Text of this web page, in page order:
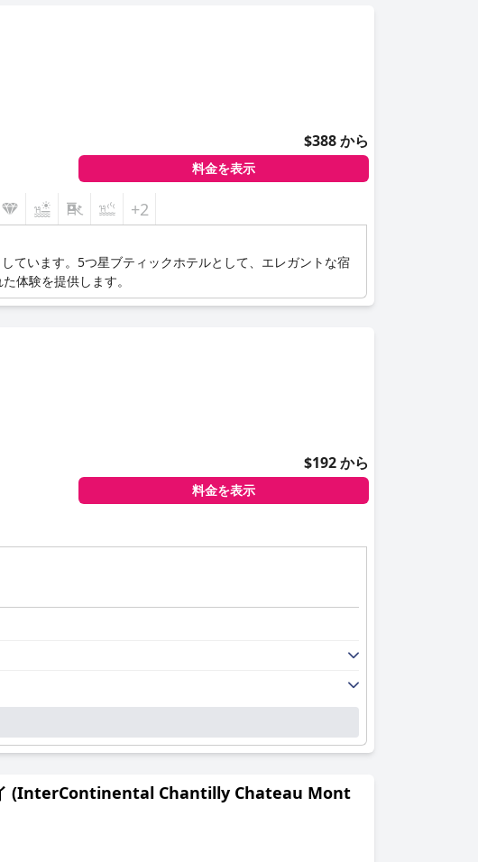
$388 から
料金を表示
+2
ています。5つ星ブティックホテルとして、エレガントな宿
体験を提供します。
$192 から
料金を表示
イ (InterContinental Chantilly Chateau Mont